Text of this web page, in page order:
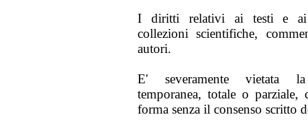
I diritti relativi ai testi e ai
collezioni scientifiche,
autori.
E' severamente vietata
temporanea, totale o
forma senza il consenso scritto